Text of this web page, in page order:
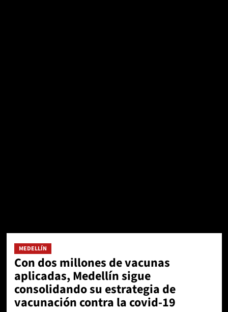
MEDELLÍN
Con dos millones de vacunas
aplicadas, Medellín sigue
consolidando su estrategia de
vacunación contra la covid-19